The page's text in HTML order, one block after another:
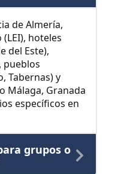
de Almería,
hoteles
del Este),
pueblos
Tabernas) y
Málaga, Granada
específicos en
grupos o